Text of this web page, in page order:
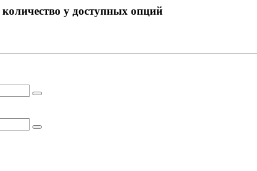
количество у доступных опций